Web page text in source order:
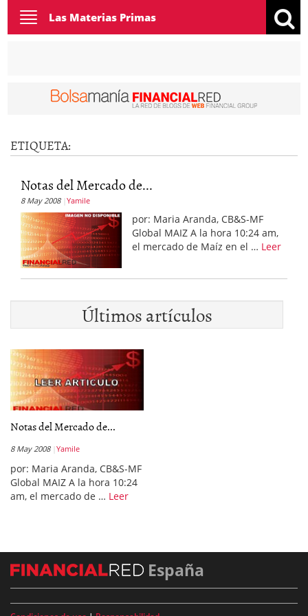
Toggle
navigation
Las Materias Primas
ETIQUETA:
Notas del Mercado de...
8 May 2008 Yamile
por: Maria Aranda, CB&S-MF
Global MAIZ A la hora 10:24 am,
el mercado de Maíz en el … Leer
Últimos artículos
Notas del Mercado de...
8 May 2008 Yamile
por: Maria Aranda, CB&S-MF
Global MAIZ A la hora 10:24
am, el mercado de … Leer
España